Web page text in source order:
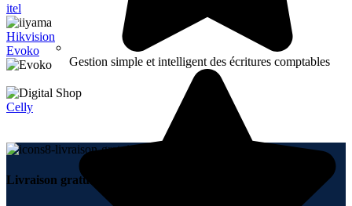
Gestion simple et intelligent des écritures comptables
itel
Hikvision
Evoko
Celly
Livraison gratuite.